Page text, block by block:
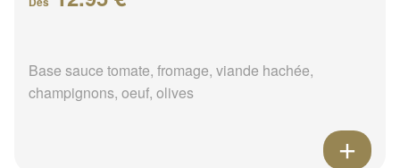
Base sauce tomate, fromage, viande hachée,
champignons, oeuf, olives